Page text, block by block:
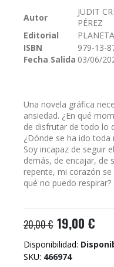
imágenes
Autor
JUDIT
PÉREZ
Editorial
PLANETA
ISBN
979-13-
Fecha Salida 03/06/
Una novela gráfica
ansiedad. ¿En qué
de disfrutar de todo lo
¿Dónde se ha ido toda
Soy incapaz de seguir
demás, de encajar, de
repente, mi corazón se
qué no puedo respirar?
20,00 € 19,00 €
Disponibilidad:
SKU 466974